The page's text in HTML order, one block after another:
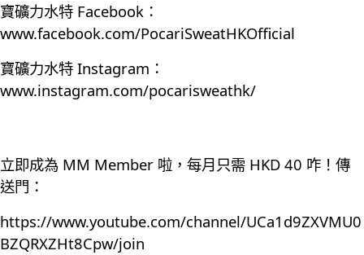
寶礦力水特 Facebook：
www.facebook.com/PocariSweatHKOfficial
寶礦力水特 Instagram：
www.instagram.com/pocarisweathk/
立即成為 MM Member 啦，每月只需 HKD 40 咋！傳
送門：
https://www.youtube.com/channel/UCa1d9ZXVMU0
BZQRXZHt8Cpw/join